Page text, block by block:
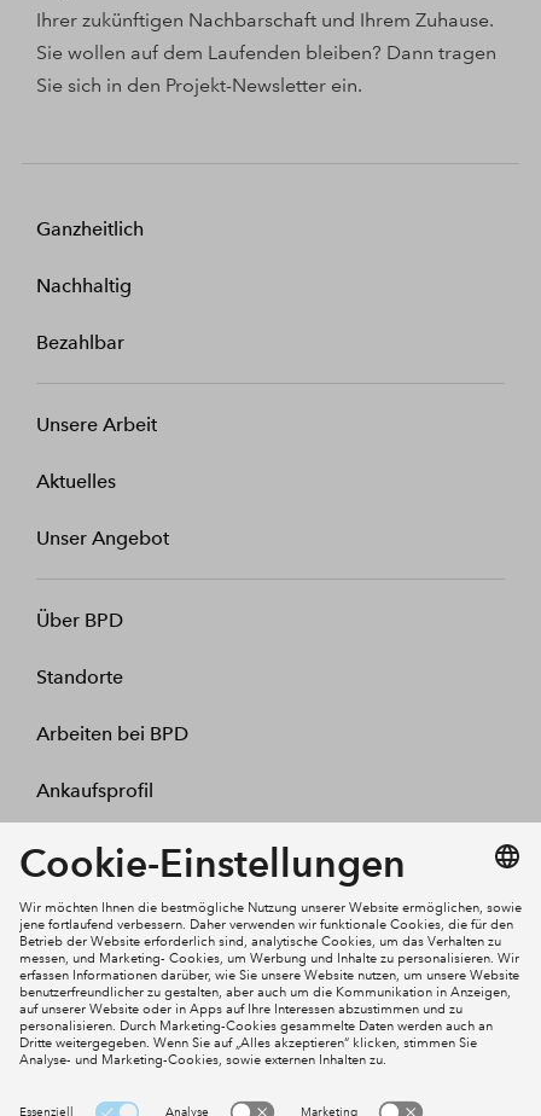
Ihrer zukünftigen Nachbarschaft und Ihrem Zuhause.
Sie wollen auf dem Laufenden bleiben? Dann tragen
Sie sich in den Projekt-Newsletter ein.
Ganzheitlich
Nachhaltig
Bezahlbar
Unsere Arbeit
Aktuelles
Unser Angebot
Über BPD
Standorte
Arbeiten bei BPD
Ankaufsprofil
Kontakt
Mein Konto
Social Media